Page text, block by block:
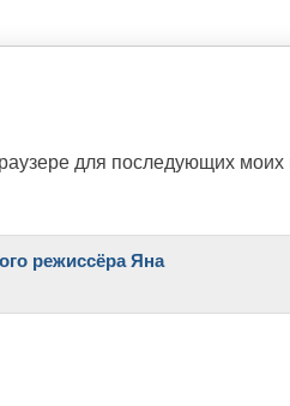
для последующих моих
режиссёра Яна